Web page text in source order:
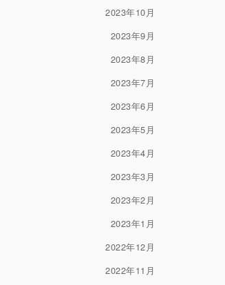
2023年10月
2023年9月
2023年8月
2023年7月
2023年6月
2023年5月
2023年4月
2023年3月
2023年2月
2023年1月
2022年12月
2022年11月